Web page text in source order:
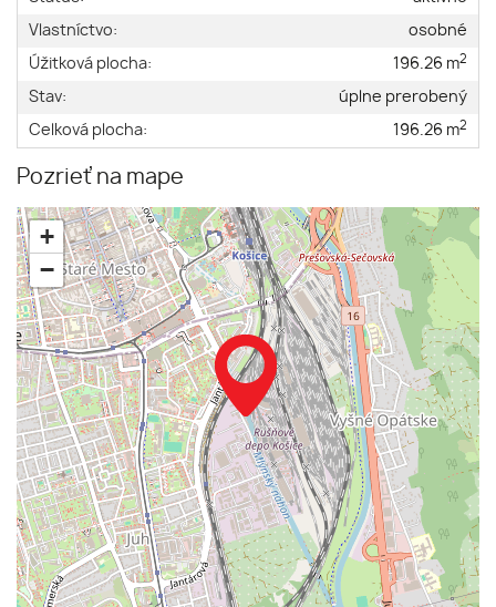
Vlastníctvo:
osobné
Úžitková plocha:
196.26 m2
Stav:
úplne prerobený
Celková plocha:
196.26 m2
Pozrieť na mape
+
−